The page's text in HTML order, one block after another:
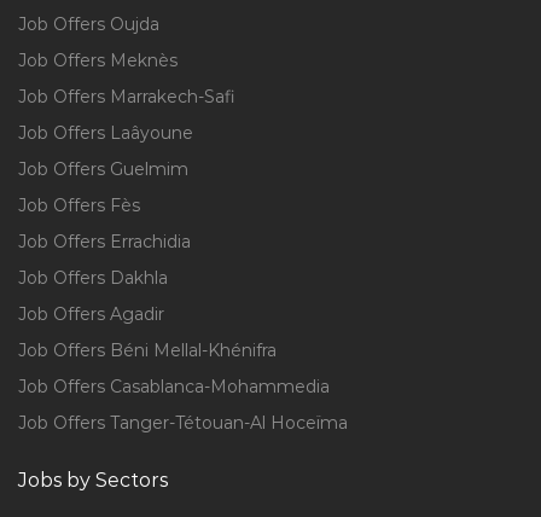
Job Offers Oujda
Job Offers Meknès
Job Offers Marrakech-Safi
Job Offers Laâyoune
Job Offers Guelmim
Job Offers Fès
Job Offers Errachidia
Job Offers Dakhla
Job Offers Agadir
Job Offers Béni Mellal-Khénifra
Job Offers Casablanca-Mohammedia
Job Offers Tanger-Tétouan-Al Hoceïma
Jobs by Sectors